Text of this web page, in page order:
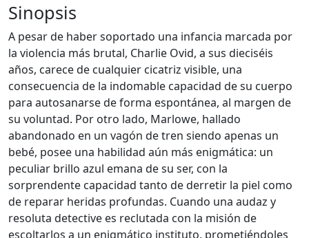
Sinopsis
A pesar de haber soportado una infancia marcada por
la violencia más brutal, Charlie Ovid, a sus dieciséis
años, carece de cualquier cicatriz visible, una
consecuencia de la indomable capacidad de su cuerpo
para autosanarse de forma espontánea, al margen de
su voluntad. Por otro lado, Marlowe, hallado
abandonado en un vagón de tren siendo apenas un
bebé, posee una habilidad aún más enigmática: un
peculiar brillo azul emana de su ser, con la
sorprendente capacidad tanto de derretir la piel como
de reparar heridas profundas. Cuando una audaz y
resoluta detective es reclutada con la misión de
escoltarlos a un enigmático instituto, prometiéndoles